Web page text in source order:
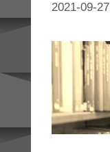
2021-09-27